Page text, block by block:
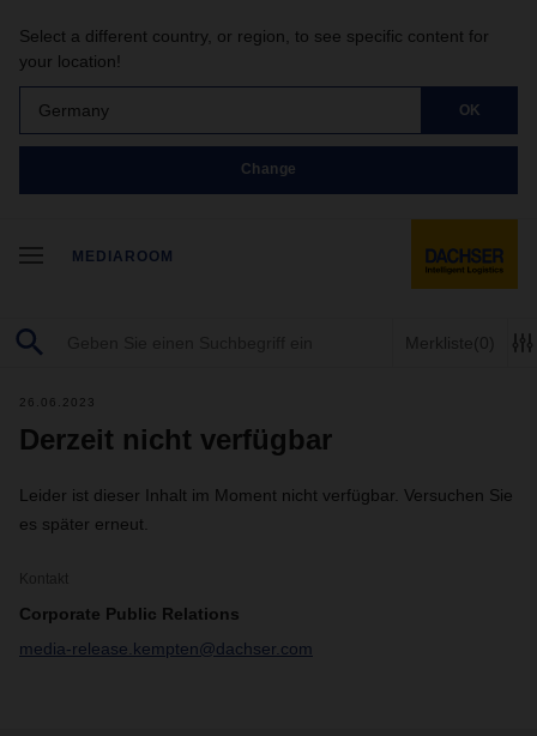
Select a different country, or region, to see specific content for
your location!
Germany OK
Change
MEDIAROOM
Merkliste(0)
26.06.2023
Derzeit nicht verfügbar
Leider ist dieser Inhalt im Moment nicht verfügbar. Versuchen Sie
es später erneut.
Kontakt
Corporate Public Relations
media-release.kempten@dachser.com